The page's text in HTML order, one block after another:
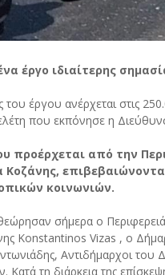
έργο ιδιαίτερης
έργου ανέρχεται στις
που εκπόνησε η
προέρχεται από την
Κοζάνης,
κοινωνιών.
σήμερα ο
Konstantinos Vizas , ο
Αντιδήμαρχοι
Κατά τη διάρκεια της